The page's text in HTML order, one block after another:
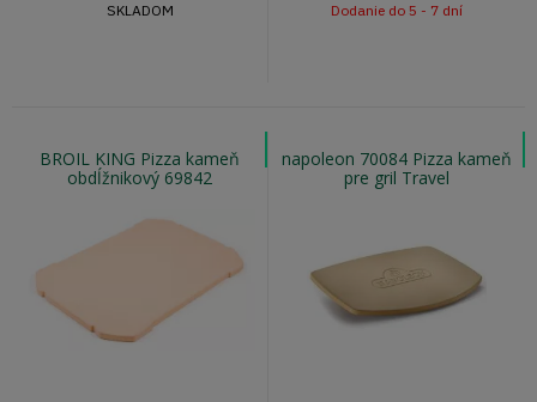
SKLADOM Dodanie do 5 - 7 dní
BROIL KING Pizza kameň
obdĺžnikový 69842
napoleon 70084 Pizza kameň
pre gril Travel